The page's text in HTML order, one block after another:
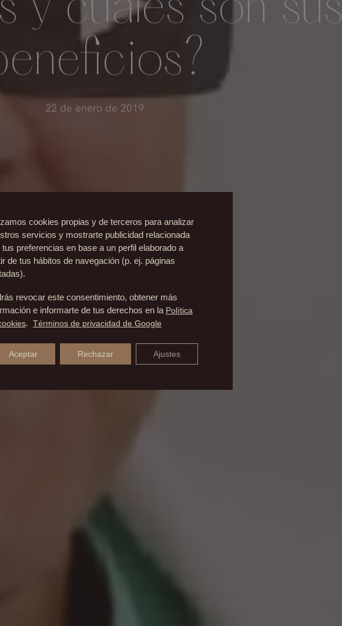
22 de enero de 2019
cookies propias y de terceros para analizar
servicios y mostrarte publicidad relacionada
tus preferencias en base a un perfil elaborado a
de tus hábitos de navegación (p. ej. páginas
revocar este consentimiento, obtener más
e informarte de tus derechos en la Política
. Términos de privacidad de Google
Aceptar Rechazar Ajustes